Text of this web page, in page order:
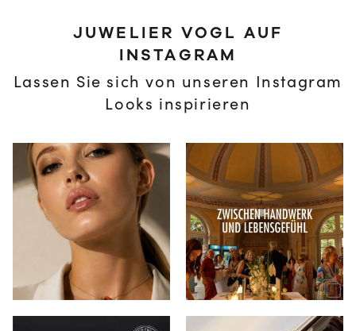
JUWELIER VOGL AUF
INSTAGRAM
Lassen Sie sich von unseren Instagram
Looks inspirieren